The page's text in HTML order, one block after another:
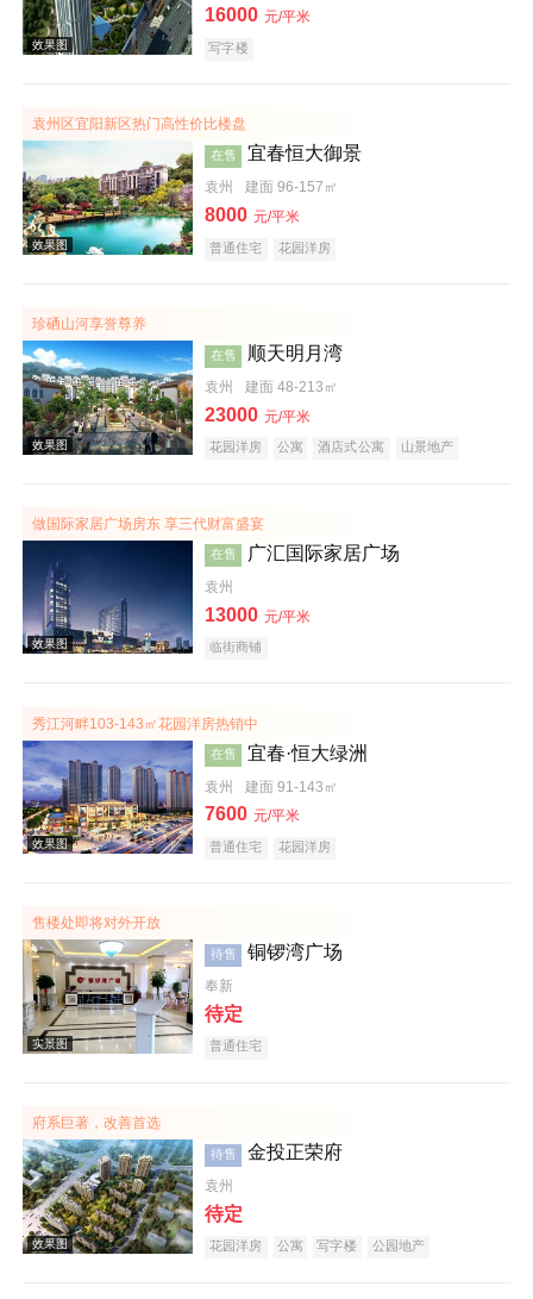
效果图
16000 元/平米
写字楼
袁州区宜阳新区热门高性价比楼盘
效果图
在售 宜春恒大御景
袁州 建面 96-157㎡
8000 元/平米
普通住宅 花园洋房
珍硒山河享誉尊养
效果图
在售 顺天明月湾
袁州 建面 48-213㎡
23000 元/平米
花园洋房 公寓 酒店式公寓
山景地产
做国际家居广场房东 享三代财富盛宴
效果图
在售 广汇国际家居广场
袁州
13000 元/平米
临街商铺
秀江河畔103-143㎡花园洋房热销中
在售 宜春·恒大绿洲
袁州 建面 91-143㎡
7600 元/平米
普通住宅 花园洋房
售楼处即将对外开放
待售 铜锣湾广场
奉新
待定
普通住宅
府系巨著，改善首选
待售 金投正荣府
袁州
待定
花园洋房 公寓 写字楼 公园地产